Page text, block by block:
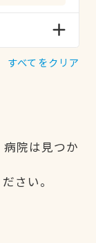
すべてをクリア
院は見つか
さい。